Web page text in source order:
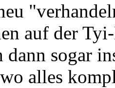
auf der
sogar
alles